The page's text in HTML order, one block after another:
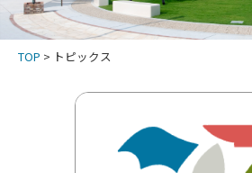
TOP > トピックス